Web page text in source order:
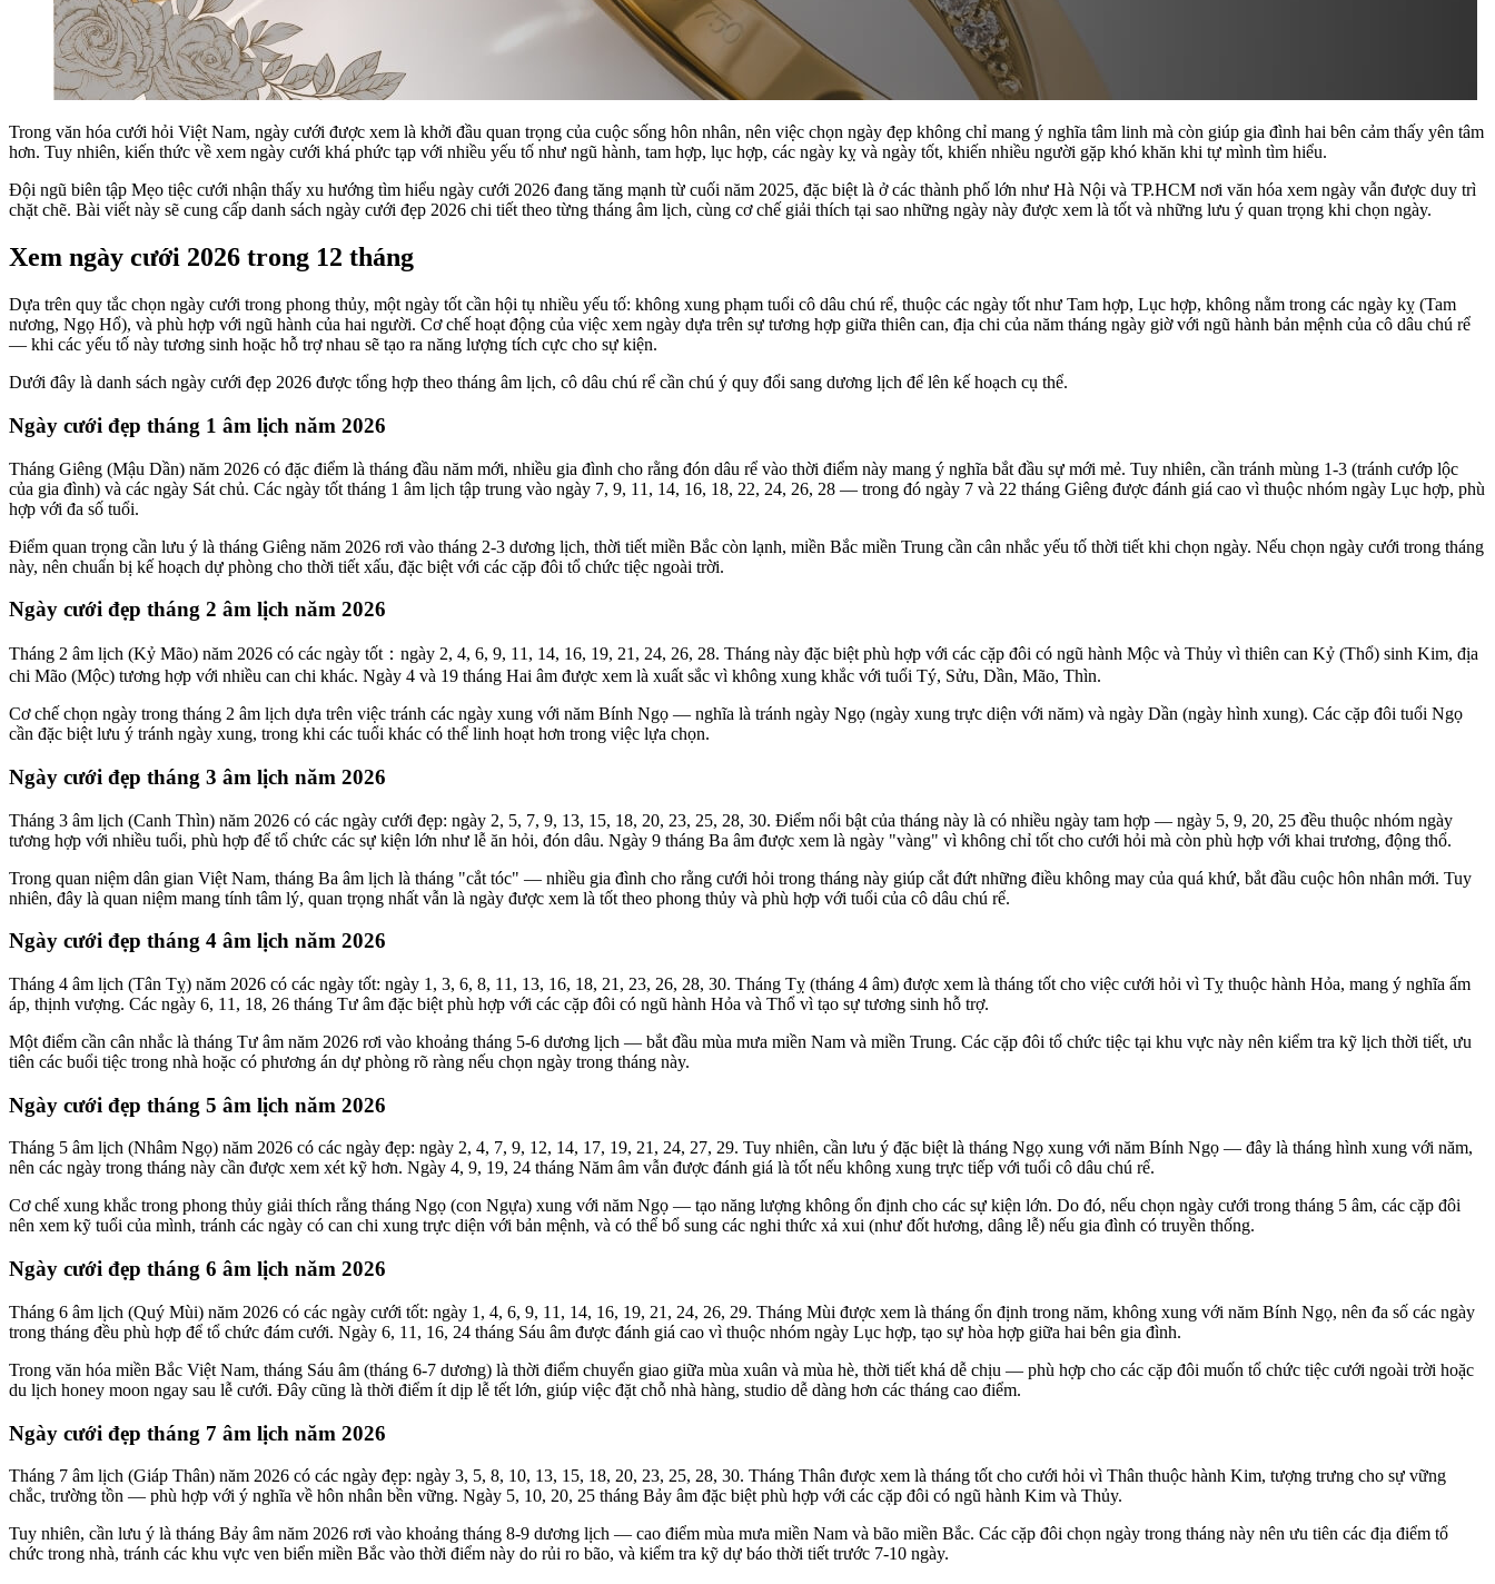
Trong văn hóa cưới hỏi Việt Nam, ngày cưới được xem là khởi đầu quan trọng của cuộc sống hôn nhân, nên việc chọn ngày đẹp không chỉ mang ý nghĩa tâm linh mà còn giúp gia đình hai bên cảm thấy yên tâm
hơn. Tuy nhiên, kiến thức về xem ngày cưới khá phức tạp với nhiều yếu tố như ngũ hành, tam hợp, lục hợp, các ngày kỵ và ngày tốt, khiến nhiều người gặp khó khăn khi tự mình tìm hiểu.
Đội ngũ biên tập Mẹo tiệc cưới nhận thấy xu hướng tìm hiểu ngày cưới 2026 đang tăng mạnh từ cuối năm 2025, đặc biệt là ở các thành phố lớn như Hà Nội và TP.HCM nơi văn hóa xem ngày vẫn được duy trì
chặt chẽ. Bài viết này sẽ cung cấp danh sách ngày cưới đẹp 2026 chi tiết theo từng tháng âm lịch, cùng cơ chế giải thích tại sao những ngày này được xem là tốt và những lưu ý quan trọng khi chọn ngày.
Xem ngày cưới 2026 trong 12 tháng
Dựa trên quy tắc chọn ngày cưới trong phong thủy, một ngày tốt cần hội tụ nhiều yếu tố: không xung phạm tuổi cô dâu chú rể, thuộc các ngày tốt như Tam hợp, Lục hợp, không nằm trong các ngày kỵ (Tam
nương, Ngọ Hổ), và phù hợp với ngũ hành của hai người. Cơ chế hoạt động của việc xem ngày dựa trên sự tương hợp giữa thiên can, địa chi của năm tháng ngày giờ với ngũ hành bản mệnh của cô dâu chú rể
— khi các yếu tố này tương sinh hoặc hỗ trợ nhau sẽ tạo ra năng lượng tích cực cho sự kiện.
Dưới đây là danh sách ngày cưới đẹp 2026 được tổng hợp theo tháng âm lịch, cô dâu chú rể cần chú ý quy đổi sang dương lịch để lên kế hoạch cụ thể.
Ngày cưới đẹp tháng 1 âm lịch năm 2026
Tháng Giêng (Mậu Dần) năm 2026 có đặc điểm là tháng đầu năm mới, nhiều gia đình cho rằng đón dâu rể vào thời điểm này mang ý nghĩa bắt đầu sự mới mẻ. Tuy nhiên, cần tránh mùng 1-3 (tránh cướp lộc
của gia đình) và các ngày Sát chủ. Các ngày tốt tháng 1 âm lịch tập trung vào ngày 7, 9, 11, 14, 16, 18, 22, 24, 26, 28 — trong đó ngày 7 và 22 tháng Giêng được đánh giá cao vì thuộc nhóm ngày Lục hợp, phù
hợp với đa số tuổi.
Điểm quan trọng cần lưu ý là tháng Giêng năm 2026 rơi vào tháng 2-3 dương lịch, thời tiết miền Bắc còn lạnh, miền Bắc miền Trung cần cân nhắc yếu tố thời tiết khi chọn ngày. Nếu chọn ngày cưới trong tháng
này, nên chuẩn bị kế hoạch dự phòng cho thời tiết xấu, đặc biệt với các cặp đôi tổ chức tiệc ngoài trời.
Ngày cưới đẹp tháng 2 âm lịch năm 2026
Tháng 2 âm lịch (Kỷ Mão) năm 2026 có các ngày tốt：ngày 2, 4, 6, 9, 11, 14, 16, 19, 21, 24, 26, 28. Tháng này đặc biệt phù hợp với các cặp đôi có ngũ hành Mộc và Thủy vì thiên can Kỷ (Thổ) sinh Kim, địa
chi Mão (Mộc) tương hợp với nhiều can chi khác. Ngày 4 và 19 tháng Hai âm được xem là xuất sắc vì không xung khắc với tuổi Tý, Sửu, Dần, Mão, Thìn.
Cơ chế chọn ngày trong tháng 2 âm lịch dựa trên việc tránh các ngày xung với năm Bính Ngọ — nghĩa là tránh ngày Ngọ (ngày xung trực diện với năm) và ngày Dần (ngày hình xung). Các cặp đôi tuổi Ngọ
cần đặc biệt lưu ý tránh ngày xung, trong khi các tuổi khác có thể linh hoạt hơn trong việc lựa chọn.
Ngày cưới đẹp tháng 3 âm lịch năm 2026
Tháng 3 âm lịch (Canh Thìn) năm 2026 có các ngày cưới đẹp: ngày 2, 5, 7, 9, 13, 15, 18, 20, 23, 25, 28, 30. Điểm nổi bật của tháng này là có nhiều ngày tam hợp — ngày 5, 9, 20, 25 đều thuộc nhóm ngày
tương hợp với nhiều tuổi, phù hợp để tổ chức các sự kiện lớn như lễ ăn hỏi, đón dâu. Ngày 9 tháng Ba âm được xem là ngày "vàng" vì không chỉ tốt cho cưới hỏi mà còn phù hợp với khai trương, động thổ.
Trong quan niệm dân gian Việt Nam, tháng Ba âm lịch là tháng "cắt tóc" — nhiều gia đình cho rằng cưới hỏi trong tháng này giúp cắt đứt những điều không may của quá khứ, bắt đầu cuộc hôn nhân mới. Tuy
nhiên, đây là quan niệm mang tính tâm lý, quan trọng nhất vẫn là ngày được xem là tốt theo phong thủy và phù hợp với tuổi của cô dâu chú rể.
Ngày cưới đẹp tháng 4 âm lịch năm 2026
Tháng 4 âm lịch (Tân Tỵ) năm 2026 có các ngày tốt: ngày 1, 3, 6, 8, 11, 13, 16, 18, 21, 23, 26, 28, 30. Tháng Tỵ (tháng 4 âm) được xem là tháng tốt cho việc cưới hỏi vì Tỵ thuộc hành Hỏa, mang ý nghĩa ấm
áp, thịnh vượng. Các ngày 6, 11, 18, 26 tháng Tư âm đặc biệt phù hợp với các cặp đôi có ngũ hành Hỏa và Thổ vì tạo sự tương sinh hỗ trợ.
Một điểm cần cân nhắc là tháng Tư âm năm 2026 rơi vào khoảng tháng 5-6 dương lịch — bắt đầu mùa mưa miền Nam và miền Trung. Các cặp đôi tổ chức tiệc tại khu vực này nên kiểm tra kỹ lịch thời tiết, ưu
tiên các buổi tiệc trong nhà hoặc có phương án dự phòng rõ ràng nếu chọn ngày trong tháng này.
Ngày cưới đẹp tháng 5 âm lịch năm 2026
Tháng 5 âm lịch (Nhâm Ngọ) năm 2026 có các ngày đẹp: ngày 2, 4, 7, 9, 12, 14, 17, 19, 21, 24, 27, 29. Tuy nhiên, cần lưu ý đặc biệt là tháng Ngọ xung với năm Bính Ngọ — đây là tháng hình xung với năm,
nên các ngày trong tháng này cần được xem xét kỹ hơn. Ngày 4, 9, 19, 24 tháng Năm âm vẫn được đánh giá là tốt nếu không xung trực tiếp với tuổi cô dâu chú rể.
Cơ chế xung khắc trong phong thủy giải thích rằng tháng Ngọ (con Ngựa) xung với năm Ngọ — tạo năng lượng không ổn định cho các sự kiện lớn. Do đó, nếu chọn ngày cưới trong tháng 5 âm, các cặp đôi
nên xem kỹ tuổi của mình, tránh các ngày có can chi xung trực diện với bản mệnh, và có thể bổ sung các nghi thức xả xui (như đốt hương, dâng lễ) nếu gia đình có truyền thống.
Ngày cưới đẹp tháng 6 âm lịch năm 2026
Tháng 6 âm lịch (Quý Mùi) năm 2026 có các ngày cưới tốt: ngày 1, 4, 6, 9, 11, 14, 16, 19, 21, 24, 26, 29. Tháng Mùi được xem là tháng ổn định trong năm, không xung với năm Bính Ngọ, nên đa số các ngày
trong tháng đều phù hợp để tổ chức đám cưới. Ngày 6, 11, 16, 24 tháng Sáu âm được đánh giá cao vì thuộc nhóm ngày Lục hợp, tạo sự hòa hợp giữa hai bên gia đình.
Trong văn hóa miền Bắc Việt Nam, tháng Sáu âm (tháng 6-7 dương) là thời điểm chuyển giao giữa mùa xuân và mùa hè, thời tiết khá dễ chịu — phù hợp cho các cặp đôi muốn tổ chức tiệc cưới ngoài trời hoặc
du lịch honey moon ngay sau lễ cưới. Đây cũng là thời điểm ít dịp lễ tết lớn, giúp việc đặt chỗ nhà hàng, studio dễ dàng hơn các tháng cao điểm.
Ngày cưới đẹp tháng 7 âm lịch năm 2026
Tháng 7 âm lịch (Giáp Thân) năm 2026 có các ngày đẹp: ngày 3, 5, 8, 10, 13, 15, 18, 20, 23, 25, 28, 30. Tháng Thân được xem là tháng tốt cho cưới hỏi vì Thân thuộc hành Kim, tượng trưng cho sự vững
chắc, trường tồn — phù hợp với ý nghĩa về hôn nhân bền vững. Ngày 5, 10, 20, 25 tháng Bảy âm đặc biệt phù hợp với các cặp đôi có ngũ hành Kim và Thủy.
Tuy nhiên, cần lưu ý là tháng Bảy âm năm 2026 rơi vào khoảng tháng 8-9 dương lịch — cao điểm mùa mưa miền Nam và bão miền Bắc. Các cặp đôi chọn ngày trong tháng này nên ưu tiên các địa điểm tổ
chức trong nhà, tránh các khu vực ven biển miền Bắc vào thời điểm này do rủi ro bão, và kiểm tra kỹ dự báo thời tiết trước 7-10 ngày.